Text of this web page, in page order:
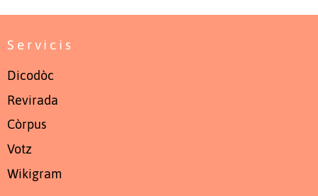
Servicis
Dicodòc
Revirada
Còrpus
Votz
Wikigram